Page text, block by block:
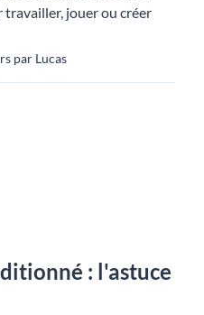
jouer ou créer
par Lucas
: l'astuce